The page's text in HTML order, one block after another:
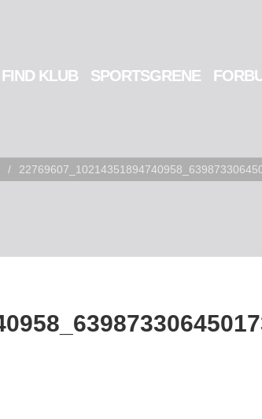
FIND KLUB SPORTSGRENE
/